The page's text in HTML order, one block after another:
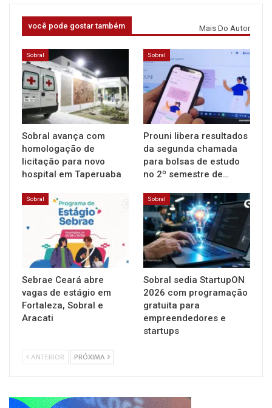
você pode gostar também Mais Do Autor
Sobral
Sobral avança com
homologação de
licitação para novo
hospital em Taperuaba
Sobral
Prouni libera resultados
da segunda chamada
para bolsas de estudo
no 2º semestre de…
Sobral
Sebrae Ceará abre
vagas de estágio em
Fortaleza, Sobral e
Aracati
Sobral
Sobral sedia StartupON
2026 com programação
gratuita para
empreendedores e
startups
ANTERIOR PRÓXIMA